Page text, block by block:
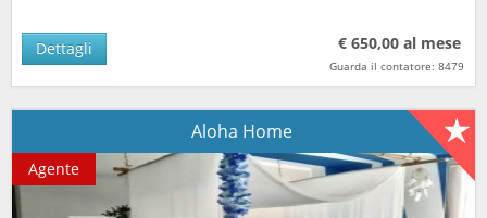
€ 650,00 al mese
Guarda il contatore: 8479
Dettagli
Aloha Home
Agente